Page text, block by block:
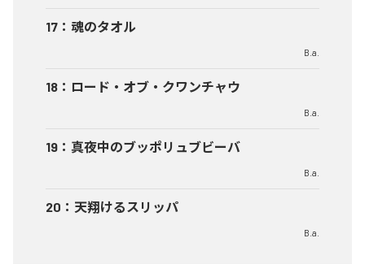
17 ： 魂のタオル
B.a.
18 ： ロード・オブ・クワンチャウ
B.a.
19 ： 真夜中のブッポリュブビーバ
B.a.
20 ： 天翔けるスリッパ
B.a.